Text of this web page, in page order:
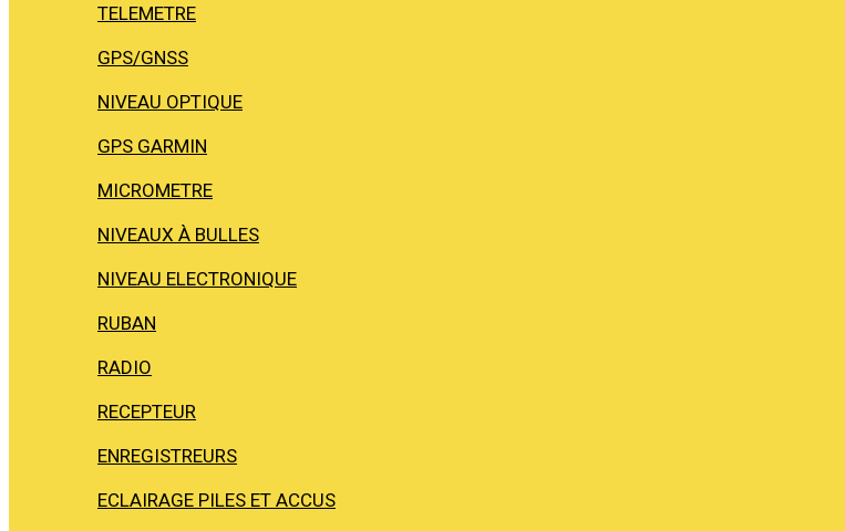
TELEMETRE
GPS/GNSS
NIVEAU OPTIQUE
GPS GARMIN
MICROMETRE
NIVEAUX À BULLES
NIVEAU ELECTRONIQUE
RUBAN
RADIO
RECEPTEUR
ENREGISTREURS
ECLAIRAGE PILES ET ACCUS